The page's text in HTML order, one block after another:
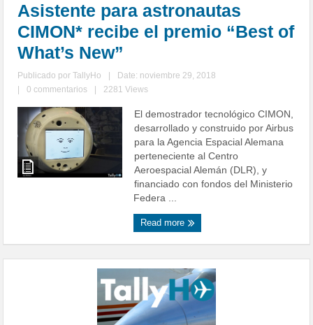
Asistente para astronautas
CIMON* recibe el premio “Best of
What’s New”
Publicado porTallyHo
Date: noviembre 29, 2018
0 commentarios 2281 Views
El demostrador tecnológico CIMON,
desarrollado y construido por Airbus
para la Agencia Espacial Alemana
perteneciente al Centro
Aeroespacial Alemán (DLR), y
financiado con fondos del Ministerio
Federa ...
Read more